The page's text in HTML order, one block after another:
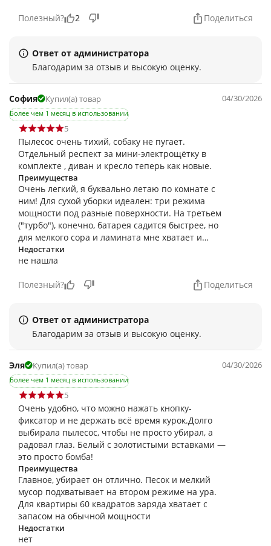
Полезный? 2 Поделиться
Ответ от администратора
Благодарим за отзыв и высокую оценку.
София Купил(а) товар
Более чем 1 месяц в использовании
04/30/2026
5
Пылесос очень тихий, собаку не пугает.
Отдельный респект за мини-электрощётку в
комплекте , диван и кресло теперь как новые.
Преимущества
Очень легкий, я буквально летаю по комнате с
ним! Для сухой уборки идеален: три режима
мощности под разные поверхности. На третьем
("турбо"), конечно, батарея садится быстрее, но
для мелкого сора и ламината мне хватает и
первого.
Недостатки
не нашла
Полезный? Поделиться
Ответ от администратора
Благодарим за отзыв и высокую оценку.
Эля Купил(а) товар
Более чем 1 месяц в использовании
04/30/2026
5
Очень удобно, что можно нажать кнопку-
фиксатор и не держать всё время курок.Долго
выбирала пылесос, чтобы не просто убирал, а
радовал глаз. Белый с золотистыми вставками —
это просто бомба!
Преимущества
Главное, убирает он отлично. Песок и мелкий
мусор подхватывает на втором режиме на ура.
Для квартиры 60 квадратов заряда хватает с
запасом на обычной мощности
Недостатки
нет